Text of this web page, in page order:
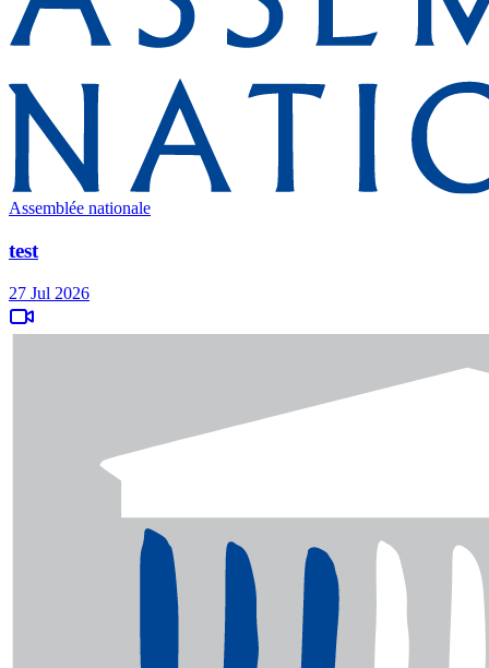
Assemblée nationale
test
27 Jul 2026